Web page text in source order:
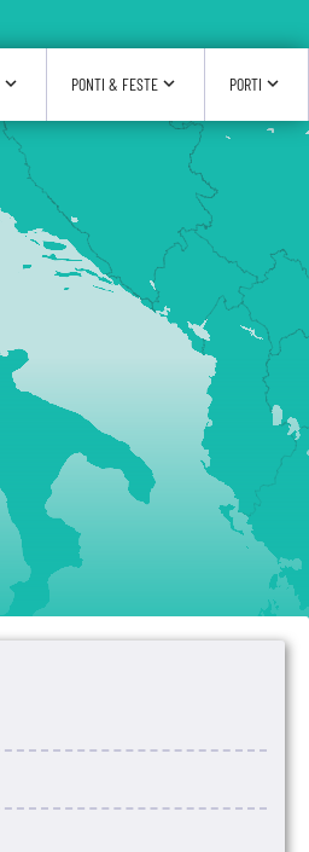
expand_more PONTI & FESTE expand_more PORTI expand_more